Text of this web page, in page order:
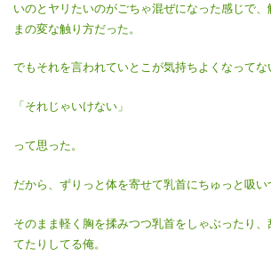
いのとヤリたいのがごちゃ混ぜになった感じで、
まの変な触り方だった。
でもそれを言われていとこが気持ちよくなってな
「それじゃいけない」
って思った。
だから、ずりっと体を寄せて乳首にちゅっと吸い
そのまま軽く胸を揉みつつ乳首をしゃぶったり
てたりしてる俺。